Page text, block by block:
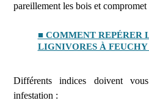
pareillement les bois et
■ COMMENT REPÉRER
LIGNIVORES À FEUCHY
Différents indices doivent
infestation :